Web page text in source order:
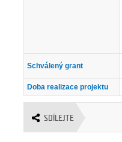
Schválený grant
Doba realizace projektu
SDÍLEJTE